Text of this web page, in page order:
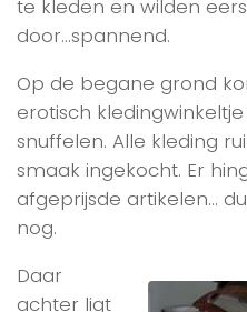
te kleden en wilden
door…spannend.
Op de begane grond
erotisch
snuffelen. Alle kleding
smaak ingekocht. Er
afgeprijsde artikelen…
nog.
Daar
achter ligt